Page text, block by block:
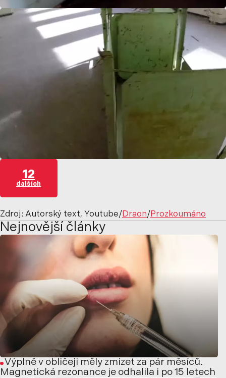
12
dalších
Zdroj: Autorský text, Youtube/Draon/Prozkoumáno
Nejnovější články
Výplně v obličeji měly zmizet za pár měsíců.
Magnetická rezonance je odhalila i po 15 letech